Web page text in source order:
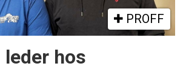
PROFF
leder hos